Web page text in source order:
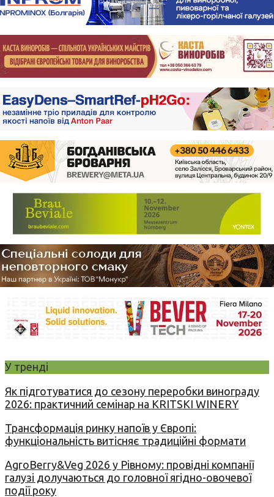
У тренді
Як підготуватися до сезону переробки винограду
2026: практичний семінар на KRITSKI WINERY
Трансформація ринку напоїв у Європі:
функціональність витісняє традиційні формати
AgroBerry&Veg 2026 у Рівному: провідні компанії
галузі долучаються до головної ягідно-овочевої
події року